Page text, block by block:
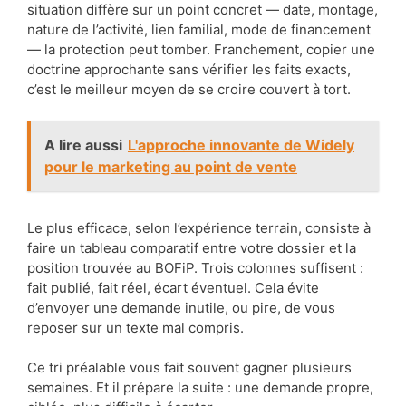
situation diffère sur un point concret — date, montage,
nature de l’activité, lien familial, mode de financement
— la protection peut tomber. Franchement, copier une
doctrine approchante sans vérifier les faits exacts,
c’est le meilleur moyen de se croire couvert à tort.
A lire aussi L'approche innovante de Widely
pour le marketing au point de vente
Le plus efficace, selon l’expérience terrain, consiste à
faire un tableau comparatif entre votre dossier et la
position trouvée au BOFiP. Trois colonnes suffisent :
fait publié, fait réel, écart éventuel. Cela évite
d’envoyer une demande inutile, ou pire, de vous
reposer sur un texte mal compris.
Ce tri préalable vous fait souvent gagner plusieurs
semaines. Et il prépare la suite : une demande propre,